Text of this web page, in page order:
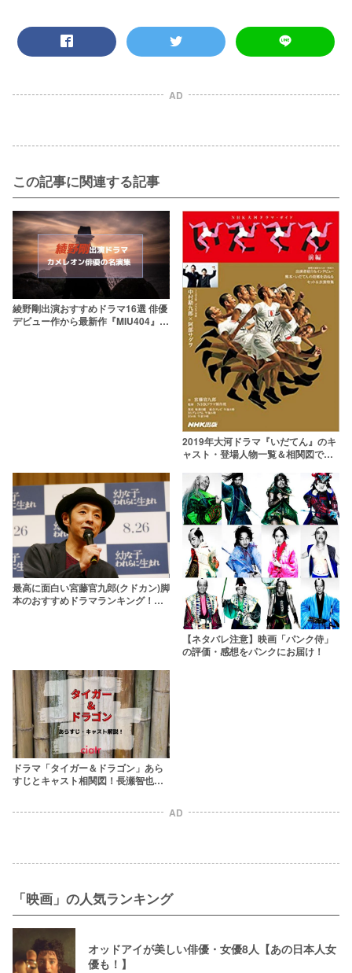
AD
この記事に関連する記事
綾野剛出演おすすめドラマ16選 俳優
デビュー作から最新作『MIU404』ま
2019年大河ドラマ『いだてん』のキ
ャスト・登場人物一覧＆相関図で分
最高に面白い宮藤官九郎(クドカン)脚
本のおすすめドラマランキング！人
【ネタバレ注意】映画「パンク侍」
の評価・感想をパンクにお届け！
ドラマ「タイガー＆ドラゴン」あら
すじとキャスト相関図！長瀬智也と
AD
「映画」の人気ランキング
オッドアイが美しい俳優・女優8人【あの日本人女
優も！】